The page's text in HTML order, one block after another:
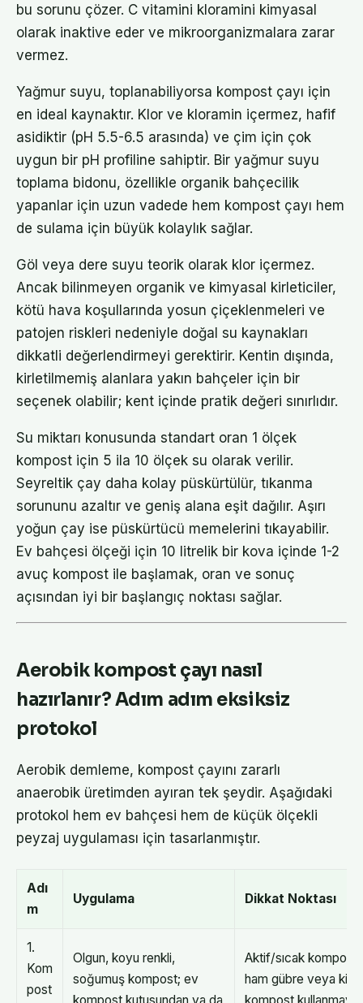
bu sorunu çözer. C vitamini kloramini kimyasal
olarak inaktive eder ve mikroorganizmalara zarar
vermez.
Yağmur suyu, toplanabiliyorsa kompost çayı için
en ideal kaynaktır. Klor ve kloramin içermez, hafif
asidiktir (pH 5.5-6.5 arasında) ve çim için çok
uygun bir pH profiline sahiptir. Bir yağmur suyu
toplama bidonu, özellikle organik bahçecilik
yapanlar için uzun vadede hem kompost çayı hem
de sulama için büyük kolaylık sağlar.
Göl veya dere suyu teorik olarak klor içermez.
Ancak bilinmeyen organik ve kimyasal kirleticiler,
kötü hava koşullarında yosun çiçeklenmeleri ve
patojen riskleri nedeniyle doğal su kaynakları
dikkatli değerlendirmeyi gerektirir. Kentin dışında,
kirletilmemiş alanlara yakın bahçeler için bir
seçenek olabilir; kent içinde pratik değeri sınırlıdır.
Su miktarı konusunda standart oran 1 ölçek
kompost için 5 ila 10 ölçek su olarak verilir.
Seyreltik çay daha kolay püskürtülür, tıkanma
sorununu azaltır ve geniş alana eşit dağılır. Aşırı
yoğun çay ise püskürtücü memelerini tıkayabilir.
Ev bahçesi ölçeği için 10 litrelik bir kova içinde 1-2
avuç kompost ile başlamak, oran ve sonuç
açısından iyi bir başlangıç noktası sağlar.
Aerobik kompost çayı nasıl
hazırlanır? Adım adım eksiksiz
protokol
Aerobik demleme, kompost çayını zararlı
anaerobik üretimden ayıran tek şeydir. Aşağıdaki
protokol hem ev bahçesi hem de küçük ölçekli
peyzaj uygulaması için tasarlanmıştır.
Adı
m
Uygulama Dikkat Noktası
1.
Kom
post
Olgun, koyu renkli,
soğumuş kompost; ev
kompost kutusundan ya da
Aktif/sıcak kompost,
ham gübre veya kirli
kompost